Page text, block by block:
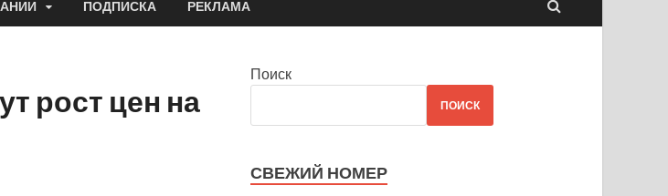
ПОДПИСКА РЕКЛАМА
рост цен на
Поиск
ПОИСК
СВЕЖИЙ НОМЕР